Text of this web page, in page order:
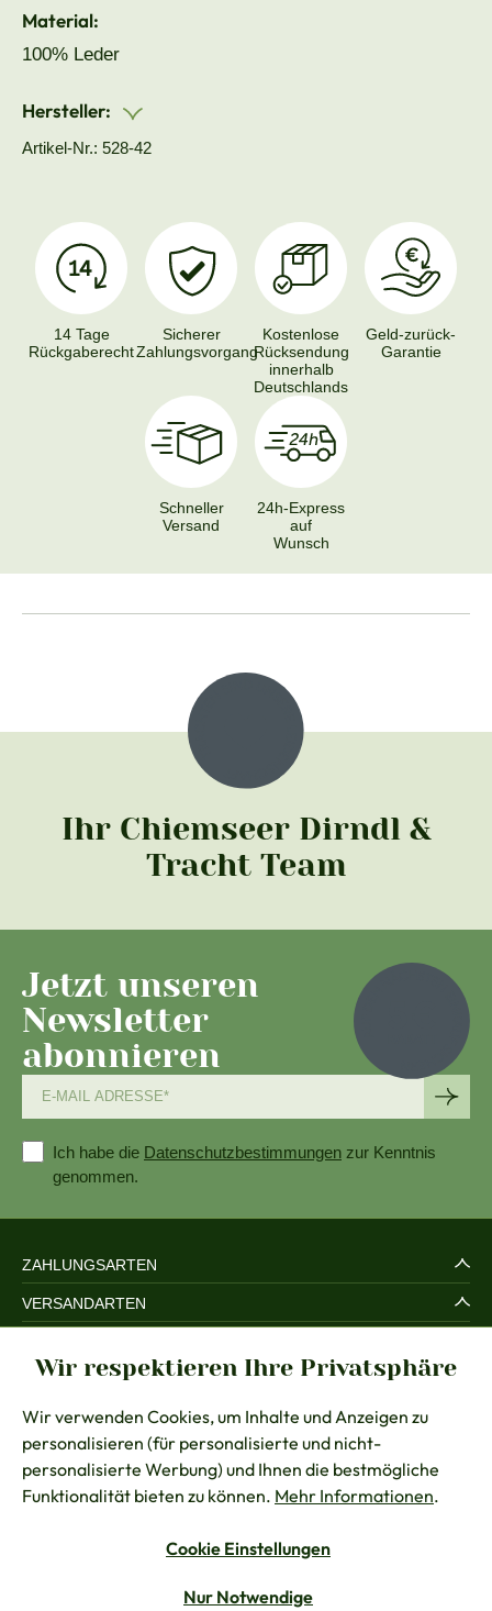
Material:
100% Leder
Hersteller:
Artikel-Nr.: 528-42
14 Tage
Rückgaberecht
Sicherer
Zahlungsvorgang
Kostenlose
Rücksendung
innerhalb
Deutschlands
Geld-zurück-
Garantie
Schneller
Versand
24h-Express
auf
Wunsch
Ihr Chiemseer Dirndl &
Tracht Team
Jetzt unseren
Newsletter
abonnieren
Ich habe die Datenschutzbestimmungen zur Kenntnis
genommen.
ZAHLUNGSARTEN
VERSANDARTEN
RECHTLICHES
BERATUNG
KONTAKT
Vertrag widerrufen
Wir respektieren Ihre Privatsphäre
Wir verwenden Cookies, um Inhalte und Anzeigen zu
personalisieren (für personalisierte und nicht-
personalisierte Werbung) und Ihnen die bestmögliche
Funktionalität bieten zu können. Mehr Informationen.
Cookie Einstellungen
Nur Notwendige